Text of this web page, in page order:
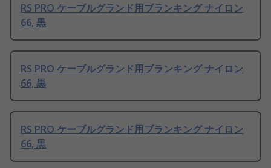
RS PRO ケーブルグランド用ブランキング ナイロン
66, 黒
RS PRO ケーブルグランド用ブランキング ナイロン
66, 黒
RS PRO ケーブルグランド用ブランキング ナイロン
66, 黒